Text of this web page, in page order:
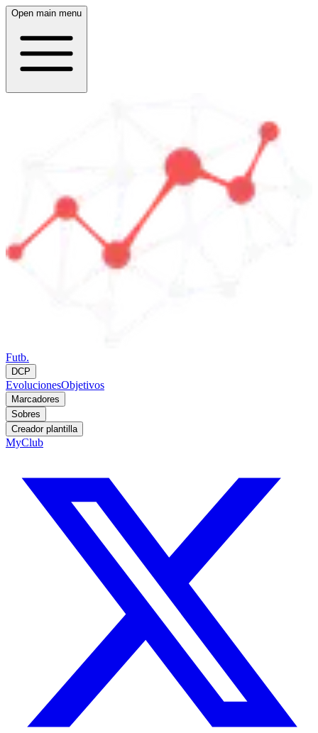
Open main menu
Futb.
DCP
EvolucionesObjetivos
Marcadores
Sobres
Creador plantilla
MyClub